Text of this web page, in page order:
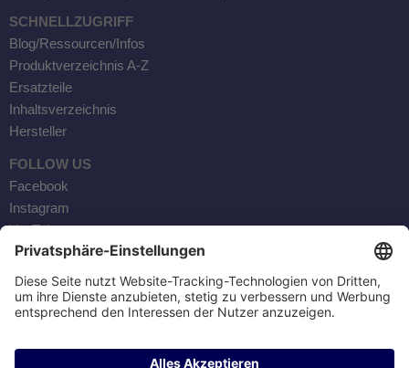
SCHNELLZUGRIFF
Blog/Ressourcen/Infos
Produktverzeichnis A-Z
Ersatzteile
Inhaltsverzeichnis
Hersteller
FOLLOW US
Facebook
Instagram
YouTube
Kontaktaufnahme
AKTOBIS AG
BORSIGSTR. 20
63110 RODGAU / GERMANY